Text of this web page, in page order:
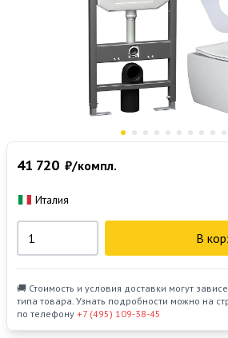
41 720 ₽/компл.
Италия
В
🚚 Стоимость и условия доставки могут
типа товара. Узнать подробности можно на
по телефону +7 (495) 109-38-45